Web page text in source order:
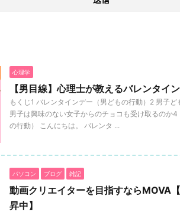
心理学
【男目線】心理士が教えるバレンタイ
もくじ1 バレンタインデー（男どもの行動）2 男子
男子は興味のない女子からのチョコも受け取るのか
の行動） こんにちは。 バレンタ ...
パソコン ブログ 雑記
動画クリエイターを目指すならMOVA
昇中】